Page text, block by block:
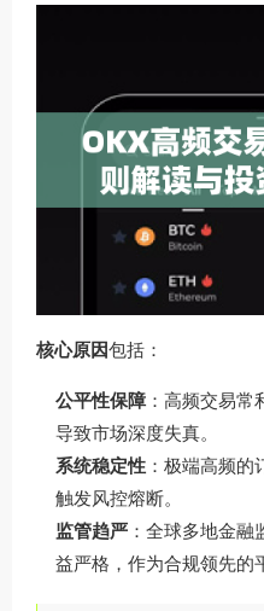
核心原因包括：
公平性保障 ：高频交易常
导致市场深度失真。
系统稳定性 ：极端高频的
触发风控熔断。
监管趋严 ：全球多地金
益严格，作为合规领先的